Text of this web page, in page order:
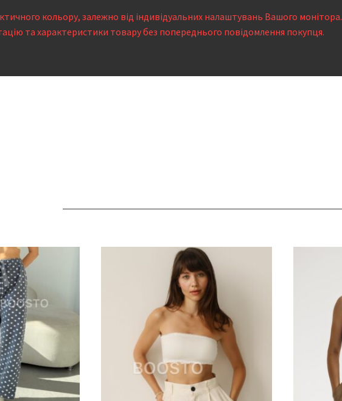
кольору, залежно від індивідуальних налаштувань Вашого монітора.
та характеристики товару без попереднього повідомлення покупця.